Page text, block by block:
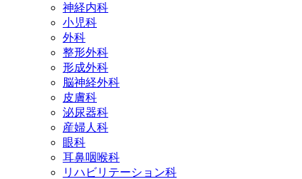
神経内科
小児科
外科
整形外科
形成外科
脳神経外科
皮膚科
泌尿器科
産婦人科
眼科
耳鼻咽喉科
リハビリテーション科